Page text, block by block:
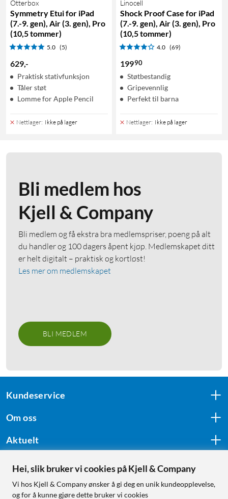
Otterbox
Symmetry Etui for iPad
(7.-9. gen), Air (3. gen), Pro
(10,5 tommer)
5.0 (5)
629,-
Praktisk stativfunksjon
Tåler støt
Lomme for Apple Pencil
Nettlager: Ikke på lager
Linocell
Shock Proof Case for iPad
(7.-9. gen), Air (3. gen), Pro
(10,5 tommer)
4.0 (69)
19990
Støtbestandig
Gripevennlig
Perfekt til barna
Nettlager: Ikke på lager
Bli medlem hos
Kjell & Company
Bli medlem og få ekstra bra medlemspriser, poeng på alt
du handler og 100 dagers åpent kjøp. Medlemskapet ditt
er helt digitalt – praktisk og kortløst!
Les mer om medlemskapet
BLI MEDLEM
Kundeservice
Om oss
Aktuelt
Følg oss
Hei, slik bruker vi cookies på Kjell & Company
Vi hos Kjell & Company ønsker å gi deg en unik kundeopplevelse,
og for å kunne gjøre dette bruker vi cookies